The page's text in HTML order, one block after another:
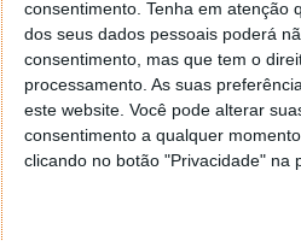
consentimento. Tenha em atenção
dos seus dados pessoais poderá
consentimento, mas que tem o
processamento. As suas
este website. Você pode alterar
consentimento a qualquer
clicando no botão "Privacidade" na
já apresentado alguns
situação, os Galaxy Buds3
problemasde controlo de
generalizados de pontas de
quando são retiradas.